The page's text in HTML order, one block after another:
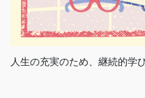
人生の充実のため、継続的学